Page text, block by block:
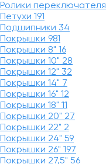
Ролики переключателя
Петухи 191
Подшипники 34
Покрышки 981
Покрышки 8" 16
Покрышки 10" 28
Покрышки 12" 32
Покрышки 14" 7
Покрышки 16" 12
Покрышки 18" 11
Покрышки 20" 27
Покрышки 22" 2
Покрышки 24" 59
Покрышки 26" 197
Покрышки 27,5" 56